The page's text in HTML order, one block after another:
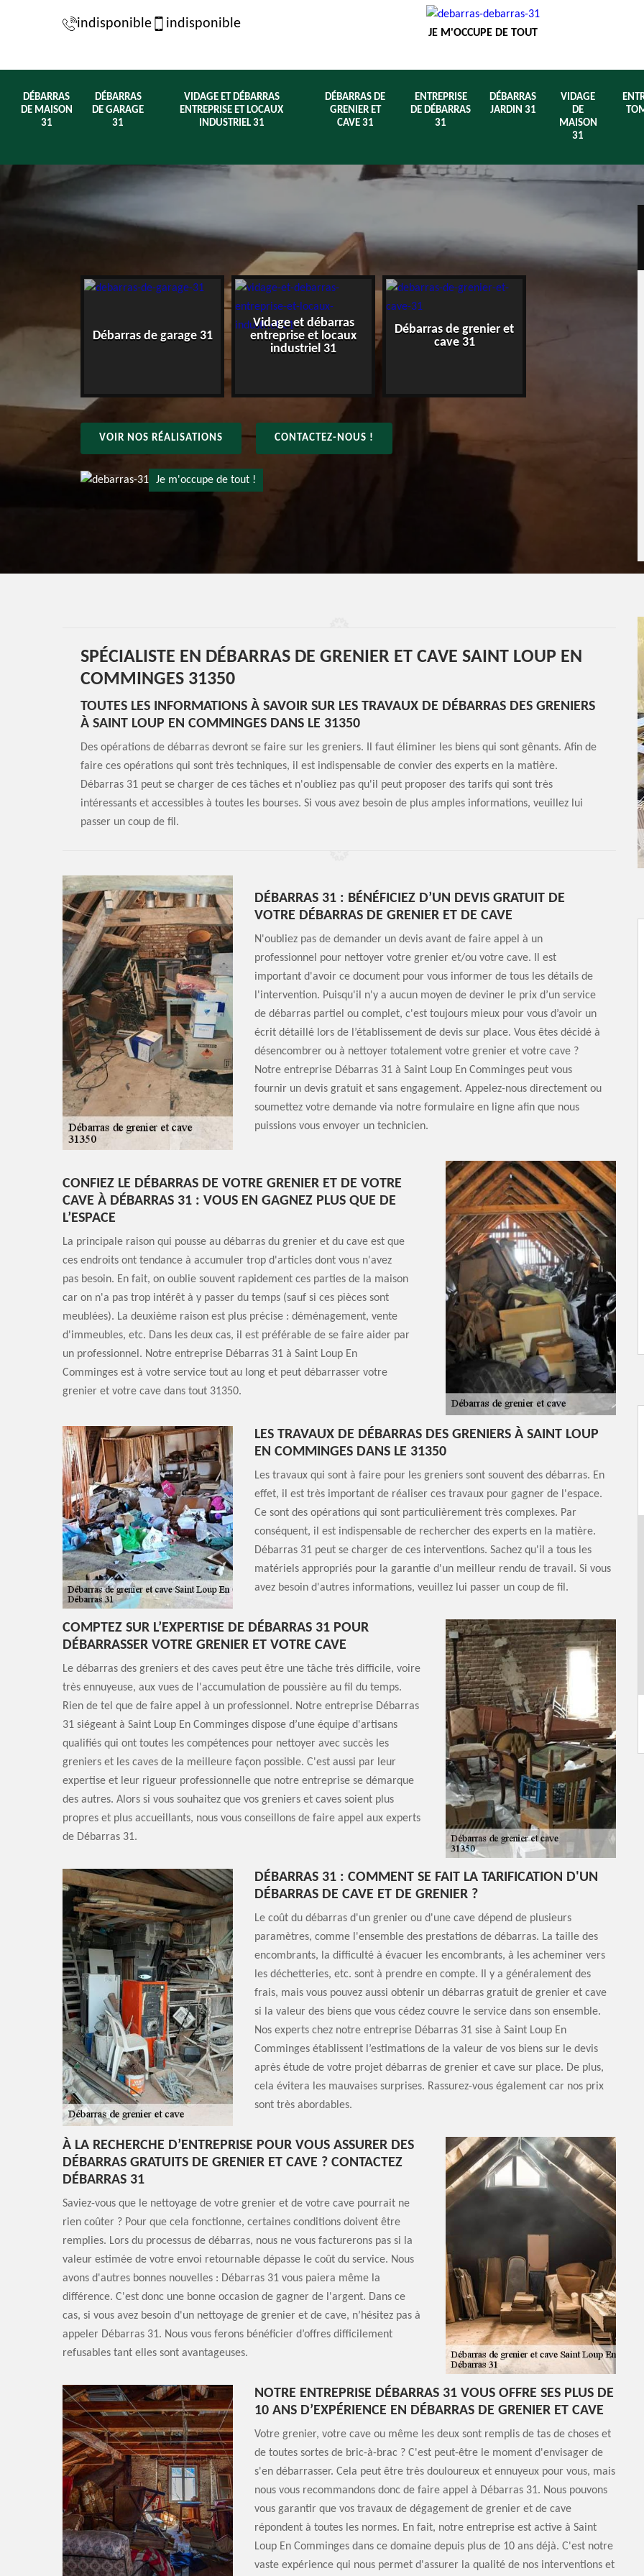
indisponible indisponible
JE M'OCCUPE DE TOUT
DÉBARRAS
DE MAISON
31
DÉBARRAS
DE GARAGE
31
VIDAGE ET DÉBARRAS
ENTREPRISE ET LOCAUX
INDUSTRIEL 31
DÉBARRAS DE
GRENIER ET
CAVE 31
ENTREPRISE
DE DÉBARRAS
31
DÉBARRAS
JARDIN 31
VIDAGE
DE
MAISON
31
maison 31 Débarras de garage 31
Vidage et débarras
entreprise et locaux
industriel 31
Débarras de grenier et
cave 31
Entreprise de
VOIR NOS RÉALISATIONS CONTACTEZ-NOUS !
Je m'occupe de tout !
SPÉCIALISTE EN DÉBARRAS DE GRENIER ET CAVE SAINT LOUP EN
COMMINGES 31350
TOUTES LES INFORMATIONS À SAVOIR SUR LES TRAVAUX DE DÉBARRAS DES GRENIERS
À SAINT LOUP EN COMMINGES DANS LE 31350
Des opérations de débarras devront se faire sur les greniers. Il faut éliminer les biens qui sont gênants. Afin de
faire ces opérations qui sont très techniques, il est indispensable de convier des experts en la matière.
Débarras 31 peut se charger de ces tâches et n'oubliez pas qu'il peut proposer des tarifs qui sont très
intéressants et accessibles à toutes les bourses. Si vous avez besoin de plus amples informations, veuillez lui
passer un coup de fil.
DÉBARRAS 31 : BÉNÉFICIEZ D’UN DEVIS GRATUIT DE
VOTRE DÉBARRAS DE GRENIER ET DE CAVE
N'oubliez pas de demander un devis avant de faire appel à un
professionnel pour nettoyer votre grenier et/ou votre cave. Il est
important d'avoir ce document pour vous informer de tous les détails de
l'intervention. Puisqu'il n'y a aucun moyen de deviner le prix d’un service
de débarras partiel ou complet, c'est toujours mieux pour vous d’avoir un
écrit détaillé lors de l’établissement de devis sur place. Vous êtes décidé à
désencombrer ou à nettoyer totalement votre grenier et votre cave ?
Notre entreprise Débarras 31 à Saint Loup En Comminges peut vous
fournir un devis gratuit et sans engagement. Appelez-nous directement ou
soumettez votre demande via notre formulaire en ligne afin que nous
puissions vous envoyer un technicien.
CONFIEZ LE DÉBARRAS DE VOTRE GRENIER ET DE VOTRE
CAVE À DÉBARRAS 31 : VOUS EN GAGNEZ PLUS QUE DE
L’ESPACE
La principale raison qui pousse au débarras du grenier et du cave est que
ces endroits ont tendance à accumuler trop d'articles dont vous n'avez
pas besoin. En fait, on oublie souvent rapidement ces parties de la maison
car on n'a pas trop intérêt à y passer du temps (sauf si ces pièces sont
meublées). La deuxième raison est plus précise : déménagement, vente
d'immeubles, etc. Dans les deux cas, il est préférable de se faire aider par
un professionnel. Notre entreprise Débarras 31 à Saint Loup En
Comminges est à votre service tout au long et peut débarrasser votre
grenier et votre cave dans tout 31350.
LES TRAVAUX DE DÉBARRAS DES GRENIERS À SAINT LOUP
EN COMMINGES DANS LE 31350
Les travaux qui sont à faire pour les greniers sont souvent des débarras. En
effet, il est très important de réaliser ces travaux pour gagner de l'espace.
Ce sont des opérations qui sont particulièrement très complexes. Par
conséquent, il est indispensable de rechercher des experts en la matière.
Débarras 31 peut se charger de ces interventions. Sachez qu'il a tous les
matériels appropriés pour la garantie d'un meilleur rendu de travail. Si vous
avez besoin d'autres informations, veuillez lui passer un coup de fil.
COMPTEZ SUR L’EXPERTISE DE DÉBARRAS 31 POUR
DÉBARRASSER VOTRE GRENIER ET VOTRE CAVE
Le débarras des greniers et des caves peut être une tâche très difficile, voire
très ennuyeuse, aux vues de l'accumulation de poussière au fil du temps.
Rien de tel que de faire appel à un professionnel. Notre entreprise Débarras
31 siégeant à Saint Loup En Comminges dispose d’une équipe d'artisans
qualifiés qui ont toutes les compétences pour nettoyer avec succès les
greniers et les caves de la meilleure façon possible. C'est aussi par leur
expertise et leur rigueur professionnelle que notre entreprise se démarque
des autres. Alors si vous souhaitez que vos greniers et caves soient plus
propres et plus accueillants, nous vous conseillons de faire appel aux experts
de Débarras 31.
DÉBARRAS 31 : COMMENT SE FAIT LA TARIFICATION D'UN
DÉBARRAS DE CAVE ET DE GRENIER ?
Le coût du débarras d'un grenier ou d'une cave dépend de plusieurs
paramètres, comme l'ensemble des prestations de débarras. La taille des
encombrants, la difficulté à évacuer les encombrants, à les acheminer vers
les déchetteries, etc. sont à prendre en compte. Il y a généralement des
frais, mais vous pouvez aussi obtenir un débarras gratuit de grenier et cave
si la valeur des biens que vous cédez couvre le service dans son ensemble.
Nos experts chez notre entreprise Débarras 31 sise à Saint Loup En
Comminges établissent l’estimations de la valeur de vos biens sur le devis
après étude de votre projet débarras de grenier et cave sur place. De plus,
cela évitera les mauvaises surprises. Rassurez-vous également car nos prix
sont très abordables.
À LA RECHERCHE D’ENTREPRISE POUR VOUS ASSURER DES
DÉBARRAS GRATUITS DE GRENIER ET CAVE ? CONTACTEZ
DÉBARRAS 31
Saviez-vous que le nettoyage de votre grenier et de votre cave pourrait ne
rien coûter ? Pour que cela fonctionne, certaines conditions doivent être
remplies. Lors du processus de débarras, nous ne vous facturerons pas si la
valeur estimée de votre envoi retournable dépasse le coût du service. Nous
avons d'autres bonnes nouvelles : Débarras 31 vous paiera même la
différence. C'est donc une bonne occasion de gagner de l'argent. Dans ce
cas, si vous avez besoin d'un nettoyage de grenier et de cave, n’hésitez pas à
appeler Débarras 31. Nous vous ferons bénéficier d’offres difficilement
refusables tant elles sont avantageuses.
NOTRE ENTREPRISE DÉBARRAS 31 VOUS OFFRE SES PLUS DE
10 ANS D’EXPÉRIENCE EN DÉBARRAS DE GRENIER ET CAVE
Votre grenier, votre cave ou même les deux sont remplis de tas de choses et
de toutes sortes de bric-à-brac ? C'est peut-être le moment d'envisager de
s'en débarrasser. Cela peut être très douloureux et ennuyeux pour vous, mais
nous vous recommandons donc de faire appel à Débarras 31. Nous pouvons
vous garantir que vos travaux de dégagement de grenier et de cave
répondent à toutes les normes. En fait, notre entreprise est active à Saint
Loup En Comminges dans ce domaine depuis plus de 10 ans déjà. C'est notre
vaste expérience qui nous permet d'assurer la qualité de nos interventions et